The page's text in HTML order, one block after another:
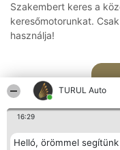
TURUL Auto
16:29
Helló, örömmel
Szakembert keres a
keresőmotorunkat.
használja!